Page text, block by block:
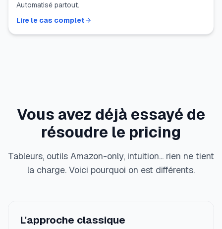
Automatisé partout.
Lire le cas complet
Vous avez déjà essayé de
résoudre le pricing
Tableurs, outils Amazon-only, intuition... rien ne tient
la charge. Voici pourquoi on est différents.
L'approche classique